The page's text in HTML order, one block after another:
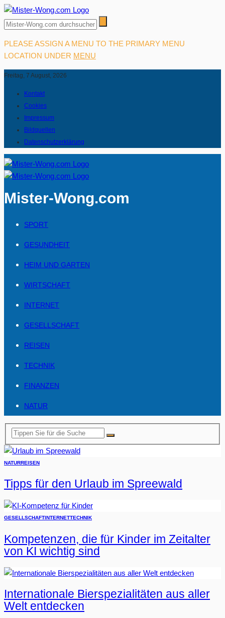
PLEASE ASSIGN A MENU TO THE PRIMARY MENU
LOCATION UNDER MENU
Freitag, 7 August, 2026
Kontakt
Cookies
Impressum
Bildquellen
Datenschutzerklärung
Mister-Wong.com
SPORT
GESUNDHEIT
HEIM UND GARTEN
WIRTSCHAFT
INTERNET
GESELLSCHAFT
REISEN
TECHNIK
FINANZEN
NATUR
NATURREISEN
Tipps für den Urlaub im Spreewald
GESELLSCHAFTINTERNETTECHNIK
Kompetenzen, die für Kinder im Zeitalter
von KI wichtig sind
Internationale Bierspezialitäten aus aller
Welt entdecken